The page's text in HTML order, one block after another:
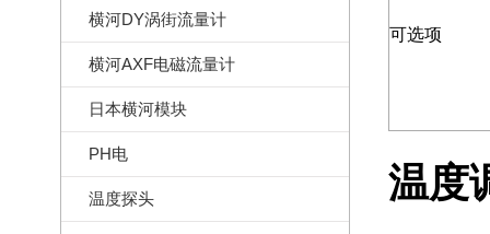
横河DY涡街流量计
横河AXF电磁流量计
日本横河模块
PH电
温度探头
可选项
温度